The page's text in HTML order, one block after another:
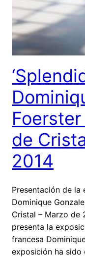
de
2014
Presentación de la
Dominique
Cristal – Marzo de
presenta la
francesa
exposición ha sido